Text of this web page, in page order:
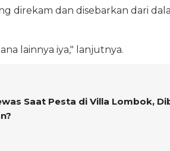
direkam dan disebarkan dari
lainnya iya," lanjutnya.
Saat Pesta di Villa Lombok,